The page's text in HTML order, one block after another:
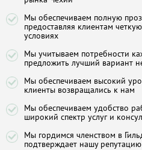
Мы обеспечиваем полную
предоставляя клиентам
условиях
Мы учитываем потребности
предложить лучший вариант
Мы обеспечиваем высокий
клиенты возвращались к нам
Мы обеспечиваем удобство
широкий спектр услуг и
Мы гордимся членством в
подтверждает нашу